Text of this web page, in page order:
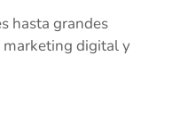
hasta grandes
marketing digital y